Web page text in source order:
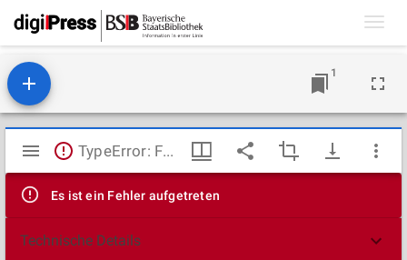
1
Mirador
Viewer
TypeError: Failed to fetch
Es ist ein Fehler aufgetreten
Technische Details